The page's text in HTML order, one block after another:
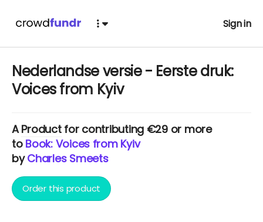
Sign in
Nederlandse versie - Eerste druk:
Voices from Kyiv
AProductfor contributing €29 or more
to Book: Voices from Kyiv
byCharles Smeets
Order this product